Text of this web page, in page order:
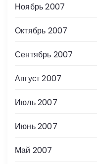
Ноябрь 2007
Октябрь 2007
Сентябрь 2007
Август 2007
Июль 2007
Июнь 2007
Май 2007